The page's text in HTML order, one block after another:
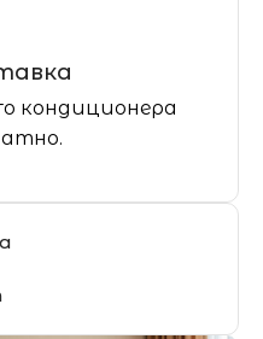
кондиционера